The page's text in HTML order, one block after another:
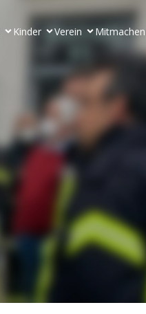
Kinder Verein Mitmachen